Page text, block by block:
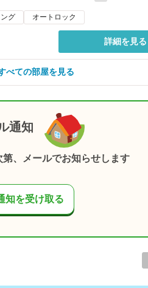
グ オートロック
詳細を見る
べての部屋を見る
通知
、メールでお知らせします
知を受け取る